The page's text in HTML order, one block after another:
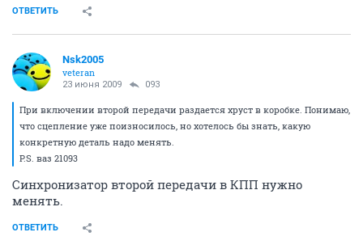
ОТВЕТИТЬ
Nsk2005
veteran
23 июня 2009 093
При включении второй передачи раздается хруст в коробке. Понимаю,
что сцепление уже поизносилось, но хотелось бы знать, какую
конкретную деталь надо менять.
P.S. ваз 21093
Синхронизатор второй передачи в КПП нужно
менять.
ОТВЕТИТЬ